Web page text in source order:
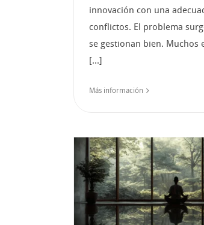
innovación con una
conflictos. El problema
se gestionan bien. Muchos
[...]
Más información